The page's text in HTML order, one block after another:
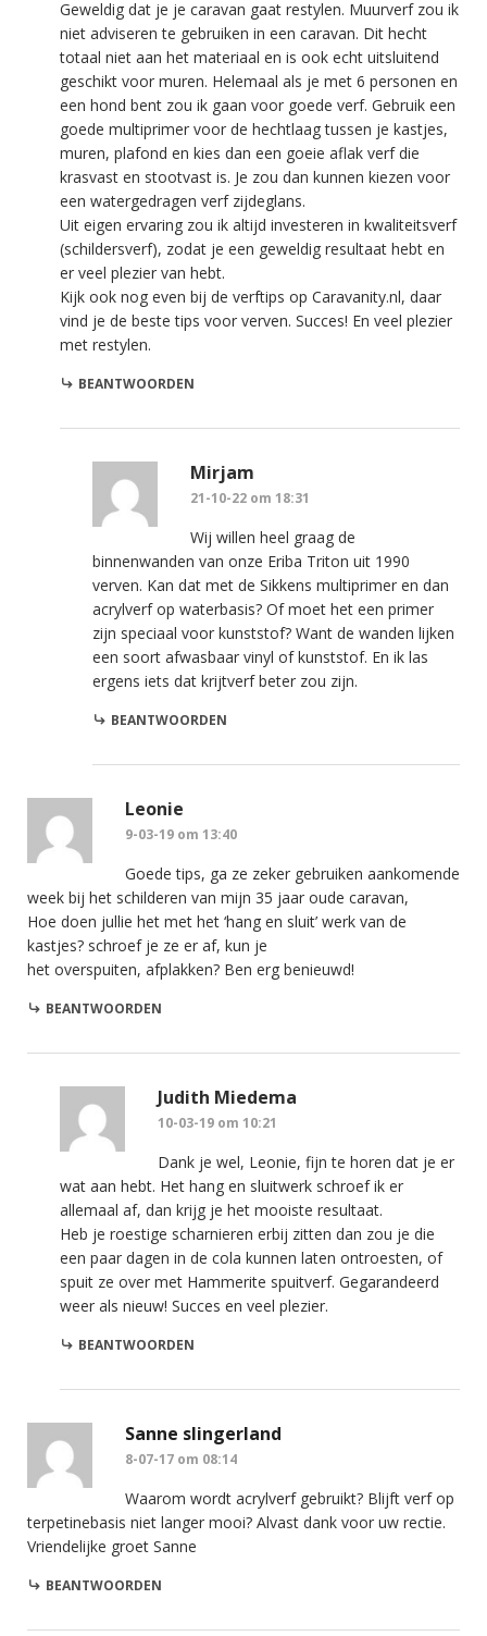
Geweldig dat je je caravan gaat restylen. Muurverf zou ik
niet adviseren te gebruiken in een caravan. Dit hecht
totaal niet aan het materiaal en is ook echt uitsluitend
geschikt voor muren. Helemaal als je met 6 personen en
een hond bent zou ik gaan voor goede verf. Gebruik een
goede multiprimer voor de hechtlaag tussen je kastjes,
muren, plafond en kies dan een goeie aflak verf die
krasvast en stootvast is. Je zou dan kunnen kiezen voor
een watergedragen verf zijdeglans.
Uit eigen ervaring zou ik altijd investeren in kwaliteitsverf
(schildersverf), zodat je een geweldig resultaat hebt en
er veel plezier van hebt.
Kijk ook nog even bij de verftips op Caravanity.nl, daar
vind je de beste tips voor verven. Succes! En veel plezier
met restylen.
BEANTWOORDEN
Mirjam
21-10-22 om 18:31
Wij willen heel graag de
binnenwanden van onze Eriba Triton uit 1990
verven. Kan dat met de Sikkens multiprimer en dan
acrylverf op waterbasis? Of moet het een primer
zijn speciaal voor kunststof? Want de wanden lijken
een soort afwasbaar vinyl of kunststof. En ik las
ergens iets dat krijtverf beter zou zijn.
BEANTWOORDEN
Leonie
9-03-19 om 13:40
Goede tips, ga ze zeker gebruiken aankomende
week bij het schilderen van mijn 35 jaar oude caravan,
Hoe doen jullie het met het ‘hang en sluit’ werk van de
kastjes? schroef je ze er af, kun je
het overspuiten, afplakken? Ben erg benieuwd!
BEANTWOORDEN
Judith Miedema
10-03-19 om 10:21
Dank je wel, Leonie, fijn te horen dat je er
wat aan hebt. Het hang en sluitwerk schroef ik er
allemaal af, dan krijg je het mooiste resultaat.
Heb je roestige scharnieren erbij zitten dan zou je die
een paar dagen in de cola kunnen laten ontroesten, of
spuit ze over met Hammerite spuitverf. Gegarandeerd
weer als nieuw! Succes en veel plezier.
BEANTWOORDEN
Sanne slingerland
8-07-17 om 08:14
Waarom wordt acrylverf gebruikt? Blijft verf op
terpetinebasis niet langer mooi? Alvast dank voor uw rectie.
Vriendelijke groet Sanne
BEANTWOORDEN